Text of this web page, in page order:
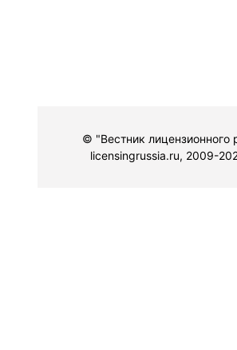
© "Вестник лицензионного
licensingrussia.ru, 2009-